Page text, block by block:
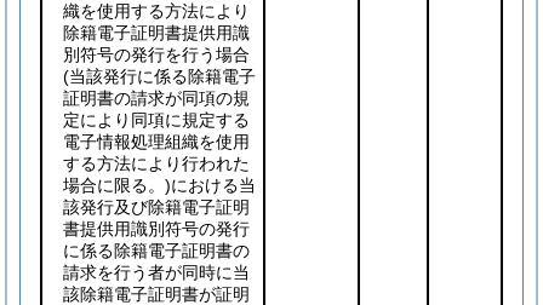
織を使用する方法により
除籍電子証明書提供用識
別符号の発行を行う場合
(当該発行に係る除籍電子
証明書の請求が同項の規
定により同項に規定する
電子情報処理組織を使用
する方法により行われた
場合に限る。)における当
該発行及び除籍電子証明
書提供用識別符号の発行
に係る除籍電子証明書の
請求を行う者が同時に当
該除籍電子証明書が証明